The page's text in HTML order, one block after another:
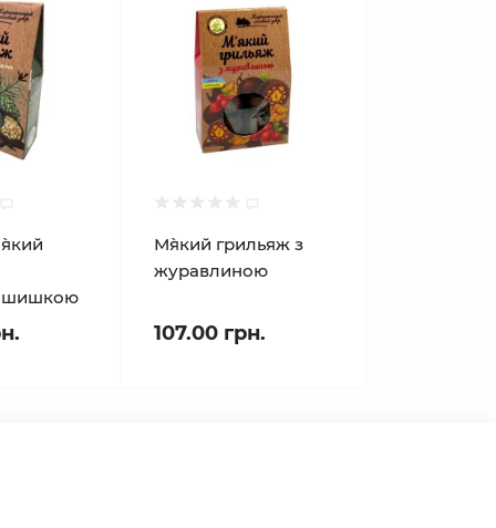
шишкою
М`який грильяж з
журавлиною
107.00 грн.